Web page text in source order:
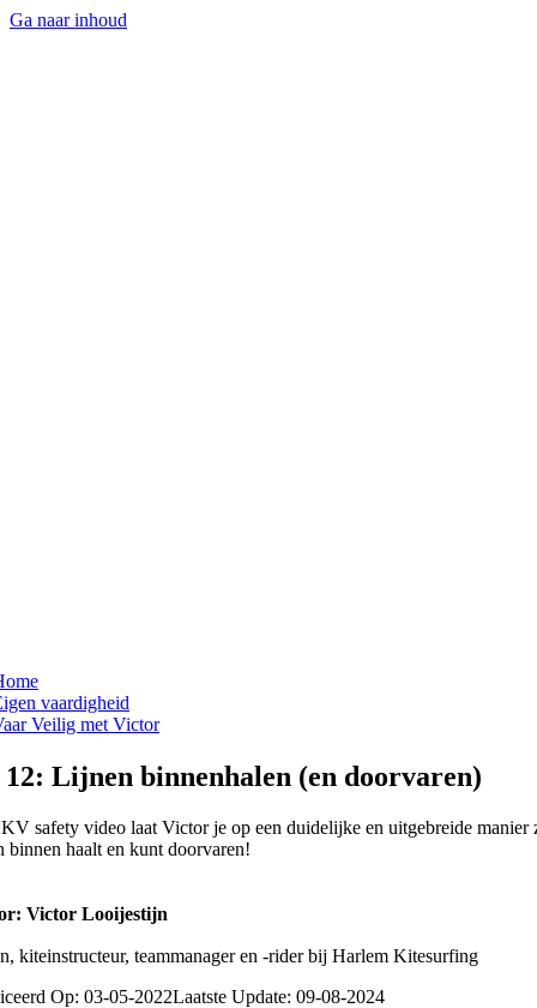
Ga naar inhoud
vaardigheid
Veilig met Victor
12: Lijnen binnenhalen (en doorvaren)
safety video laat Victor je op een duidelijke en uitgebreide manier
binnen haalt en kunt doorvaren!
Victor Looijestijn
kiteinstructeur, teammanager en -rider bij Harlem Kitesurfing
Op: 03-05-2022Laatste Update: 09-08-2024